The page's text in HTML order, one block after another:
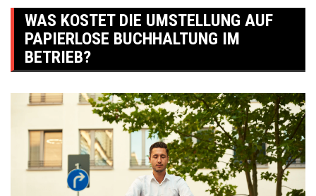
WAS KOSTET DIE UMSTELLUNG AUF
PAPIERLOSE BUCHHALTUNG IM
BETRIEB?